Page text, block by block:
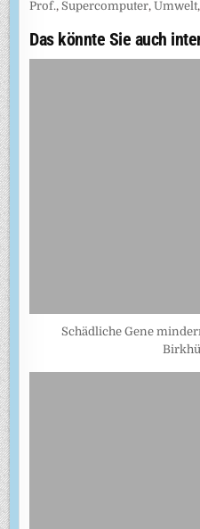
Prof., Supercomputer,Umwelt
Das könnte Sie auch
Schädliche Gene